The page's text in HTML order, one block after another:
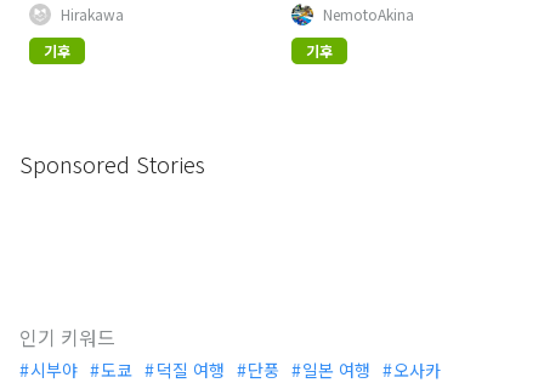
Hirakawa
기후
NemotoAkina
기후
Sponsored Stories
인기 키워드
시부야 도쿄 덕질 여행 단풍 일본 여행
오사카